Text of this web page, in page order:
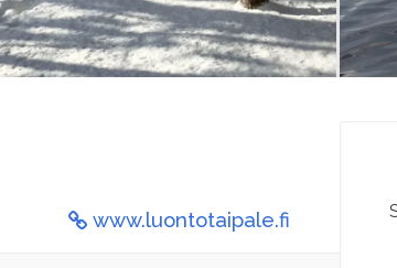
www.luontotaipale.fi